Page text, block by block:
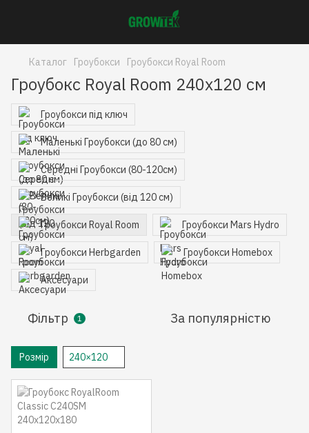
Каталог Гроубокси Гроубокси Royal Room
Гроубокс Royal Room 240x120 см
Гроубокси під ключ
Маленькі Гроубокси (до 80 см)
Середні Гроубокси (80-120см)
Великі Гроубокси (від 120 см)
Гроубокси Royal Room Гроубокси Mars Hydro
Гроубокси Herbgarden Гроубокси Homebox
Аксесуари
Фільтр 1 За популярністю
Розмір 240×120